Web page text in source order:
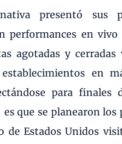
presentó sus
performances en vivo
agotadas y cerradas
en
para finales
es que se planearon los
de Estados Unidos